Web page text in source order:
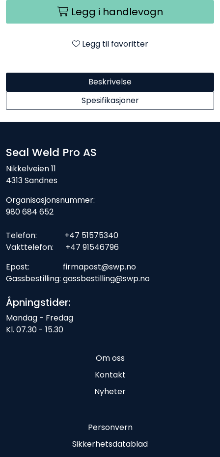
Legg i handlevogn
Legg til favoritter
Beskrivelse
Spesifikasjoner
Seal Weld Pro AS
Nikkelveien 11
4313 Sandnes
Organisasjonsnummer:
980 684 652
Telefon: +47 51575340
Vakttelefon: +47 91546796
Epost: firmapost@swp.no
Gassbestilling: gassbestilling@swp.no
Åpningstider:
Mandag - Fredag
Kl. 07.30 - 15.30
Om oss
Kontakt
Nyheter
Personvern
Sikkerhetsdatablad